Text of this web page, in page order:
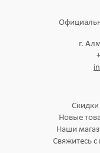
г.
Скидки
Новые
Наши
Свяжитесь с